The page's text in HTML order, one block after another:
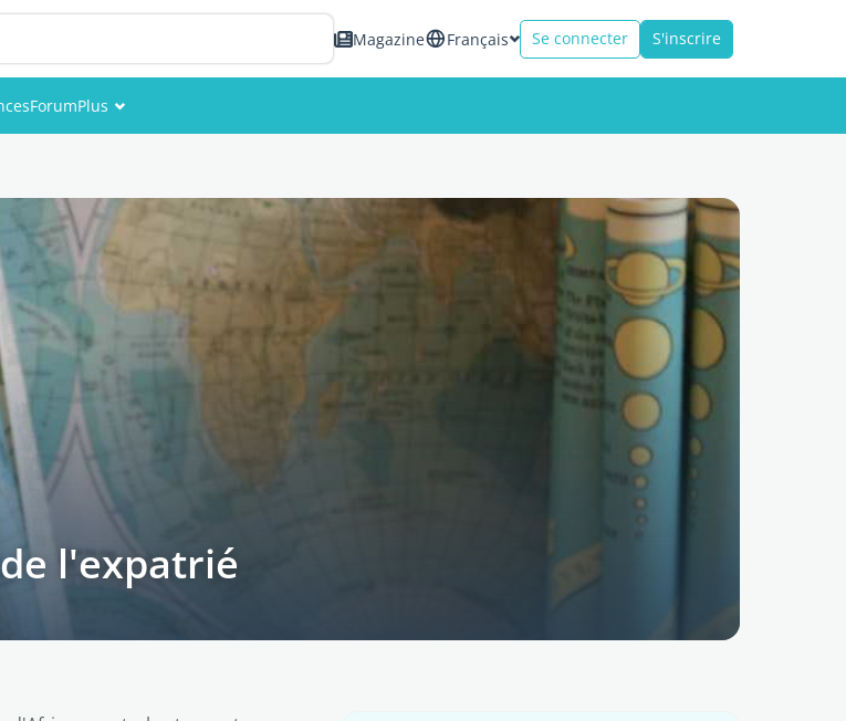
Magazine Français Se connecter S'inscrire
ForumPlus
Membres
Photos
l'expatrié